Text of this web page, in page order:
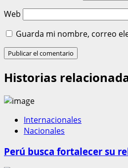
Web
Guarda mi nombre, correo
Historias
Internacionales
Nacionales
Perú busca fortalecer su